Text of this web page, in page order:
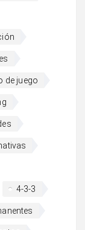
de juego
4-3-3